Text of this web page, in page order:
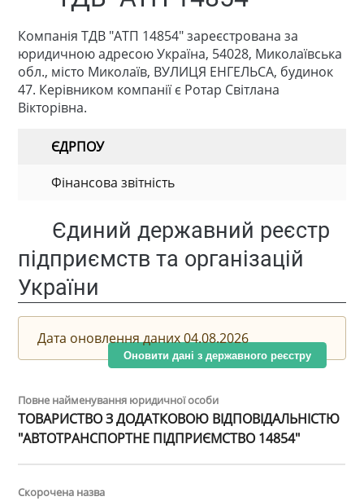
Компанія ТДВ "АТП 14854" зареєстрована за
юридичною адресою Україна, 54028, Миколаївська
обл., місто Миколаїв, ВУЛИЦЯ ЕНГЕЛЬСА, будинок
47. Керівником компанії є Ротар Світлана
Вікторівна.
ЄДРПОУ
Фінансова звітність
Єдиний державний реєстр
підприємств та організацій
України
Дата оновлення даних 04.08.2026
Оновити дані з державного реєстру
Повне найменування юридичної особи
ТОВАРИСТВО З ДОДАТКОВОЮ ВІДПОВІДАЛЬНІСТЮ
"АВТОТРАНСПОРТНЕ ПІДПРИЄМСТВО 14854"
Скорочена назва